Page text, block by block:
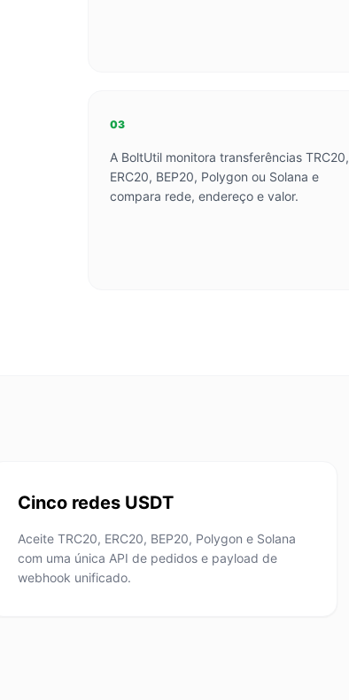
03
A BoltUtil monitora transferências TRC20,
ERC20, BEP20, Polygon ou Solana e
compara rede, endereço e valor.
Cinco redes USDT
Aceite TRC20, ERC20, BEP20, Polygon e Solana
com uma única API de pedidos e payload de
webhook unificado.